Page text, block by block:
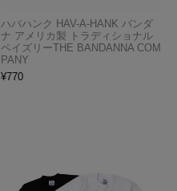
ハバハンク HAV-A-HANK バンダ
ナ アメリカ製 トラディショナル
ペイズリーTHE BANDANNA COM
PANY
¥770